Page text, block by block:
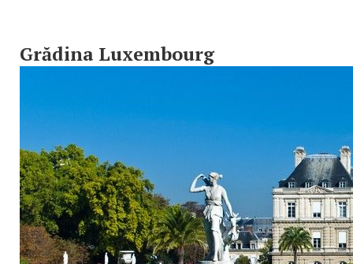
Grădina Luxembourg